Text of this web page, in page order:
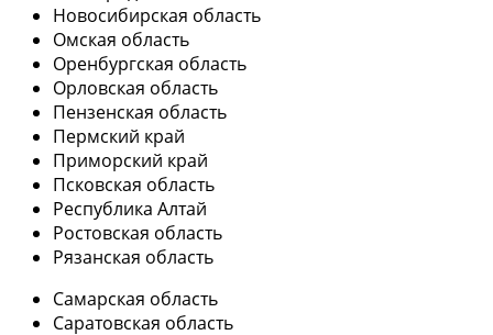
Новосибирская область
Омская область
Оренбургская область
Орловская область
Пензенская область
Пермский край
Приморский край
Псковская область
Республика Алтай
Ростовская область
Рязанская область
Самарская область
Саратовская область